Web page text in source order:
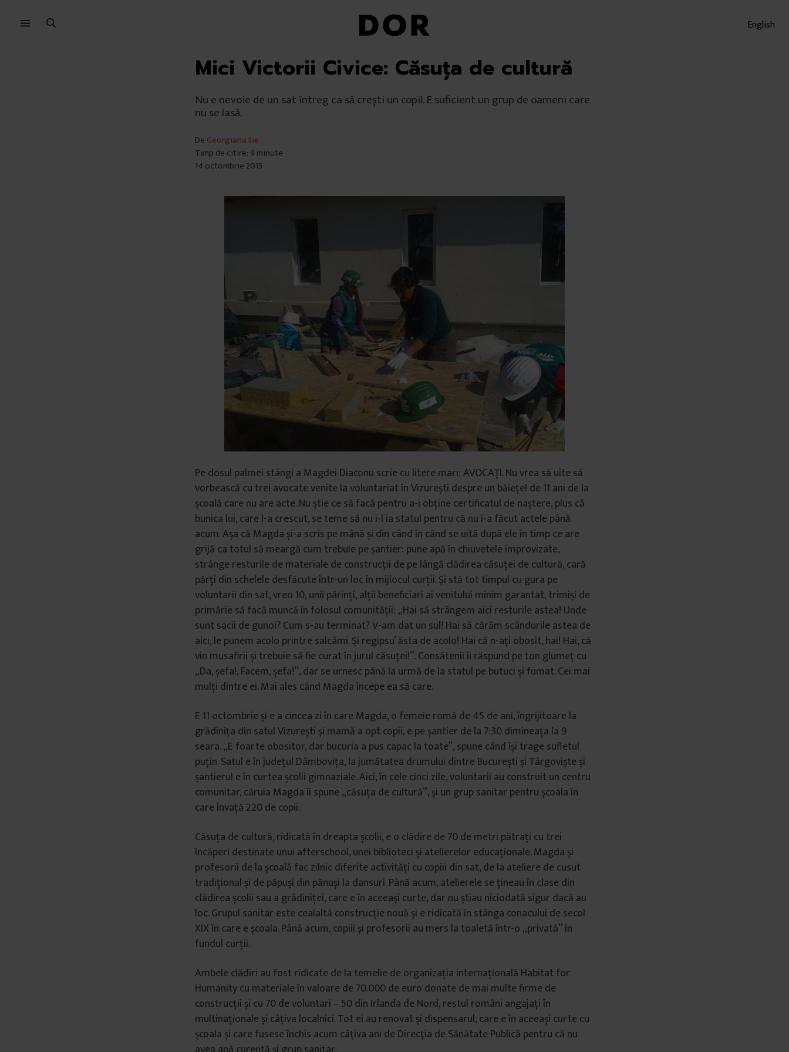
English
Mici Victorii Civice: Căsuţa de cultură
Nu e nevoie de un sat întreg ca să crești un copil. E suficient un grup de oameni care
nu se lasă.
De Georgiana Ilie
Timp de citire: 9 minute
14 octombrie 2013
Pe dosul palmei stângi a Magdei Diaconu scrie cu litere mari: AVOCAŢI. Nu vrea să uite să
vorbească cu trei avocate venite la voluntariat în Vizurești despre un băiețel de 11 ani de la
școală care nu are acte. Nu știe ce să facă pentru a-i obține certificatul de naștere, plus că
bunica lui, care l-a crescut, se teme să nu i-l ia statul pentru că nu i-a făcut actele până
acum. Așa că Magda și-a scris pe mână și din când în când se uită după ele în timp ce are
grijă ca totul să meargă cum trebuie pe șantier: pune apă în chiuvetele improvizate,
strânge resturile de materiale de construcții de pe lângă clădirea căsuței de cultură, cară
părți din schelele desfăcute într-un loc în mijlocul curții. Şi stă tot timpul cu gura pe
voluntarii din sat, vreo 10, unii părinți, alții beneficiari ai venitului minim garantat, trimiși de
primărie să facă muncă în folosul comunității: „Hai să strângem aici resturile astea! Unde
sunt sacii de gunoi? Cum s-au terminat? V-am dat un sul! Hai să cărăm scândurile astea de
aici, le punem acolo printre salcâmi. Şi regipsu’ ăsta de acolo! Hai că n-ați obosit, hai! Hai, că
vin musafirii și trebuie să fie curat în jurul căsuței!”. Consătenii îi răspund pe ton glumeț cu
„Da, șefa!, Facem, șefa!”, dar se urnesc până la urmă de la statul pe butuci și fumat. Cei mai
mulți dintre ei. Mai ales când Magda începe ea să care.
E 11 octombrie și e a cincea zi în care Magda, o femeie romă de 45 de ani, îngrijitoare la
grădinița din satul Vizurești și mamă a opt copii, e pe șantier de la 7:30 dimineața la 9
seara. „E foarte obositor, dar bucuria a pus capac la toate”, spune când își trage sufletul
puțin. Satul e în județul Dâmbovița, la jumătatea drumului dintre București și Târgoviște și
șantierul e în curtea școlii gimnaziale. Aici, în cele cinci zile, voluntarii au construit un centru
comunitar, căruia Magda îi spune „căsuța de cultură”, și un grup sanitar pentru școala în
care învață 220 de copii.
Căsuța de cultură, ridicată în dreapta școlii, e o clădire de 70 de metri pătrați cu trei
încăperi destinate unui afterschool, unei biblioteci și atelierelor educaționale. Magda și
profesorii de la școală fac zilnic diferite activități cu copiii din sat, de la ateliere de cusut
tradițional și de păpuși din pănuși la dansuri. Până acum, atelierele se țineau în clase din
clădirea școlii sau a grădiniței, care e în aceeași curte, dar nu știau niciodată sigur dacă au
loc. Grupul sanitar este cealaltă construcție nouă și e ridicată în stânga conacului de secol
XIX în care e școala. Până acum, copiii și profesorii au mers la toaletă într-o „privată” în
fundul curții.
Ambele clădiri au fost ridicate de la temelie de organizația internațională Habitat for
Humanity cu materiale în valoare de 70.000 de euro donate de mai multe firme de
construcții și cu 70 de voluntari – 50 din Irlanda de Nord, restul români angajați în
multinaționale și câțiva localnici. Tot ei au renovat și dispensarul, care e în aceeași curte cu
școala și care fusese închis acum câțiva ani de Direcția de Sănătate Publică pentru că nu